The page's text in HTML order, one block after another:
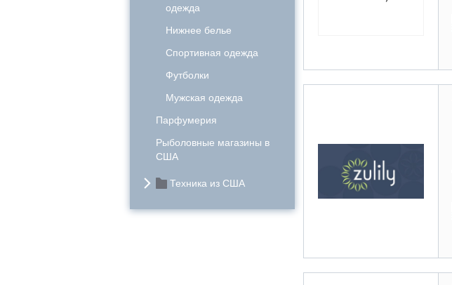
одежда
Нижнее белье
Спортивная одежда
Футболки
Мужская одежда
Парфумерия
Рыболовные магазины в
США
Техника из США